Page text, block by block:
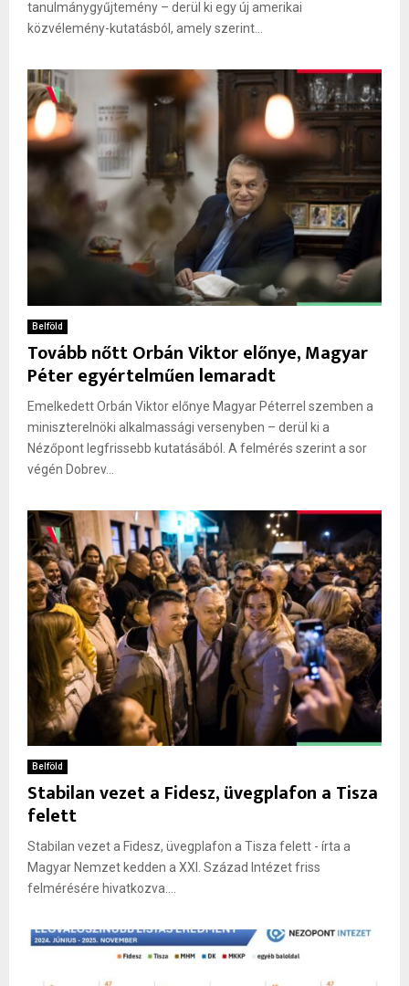
tanulmánygyűjtemény – derül ki egy új amerikai
közvélemény-kutatásból, amely szerint...
Belföld
Tovább nőtt Orbán Viktor előnye, Magyar
Péter egyértelműen lemaradt
Emelkedett Orbán Viktor előnye Magyar Péterrel szemben a
miniszterelnöki alkalmassági versenyben – derül ki a
Nézőpont legfrissebb kutatásából. A felmérés szerint a sor
végén Dobrev...
Belföld
Stabilan vezet a Fidesz, üvegplafon a Tisza
felett
Stabilan vezet a Fidesz, üvegplafon a Tisza felett - írta a
Magyar Nemzet kedden a XXI. Század Intézet friss
felmérésére hivatkozva....